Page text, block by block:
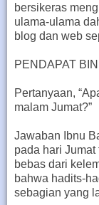
bersikeras
ulama-ulama
blog dan web
PENDAPAT
Pertanyaan,
malam Jumat?”
Jawaban Ibnu
pada hari
bebas dari
bahwa hadits-
sebagian yang